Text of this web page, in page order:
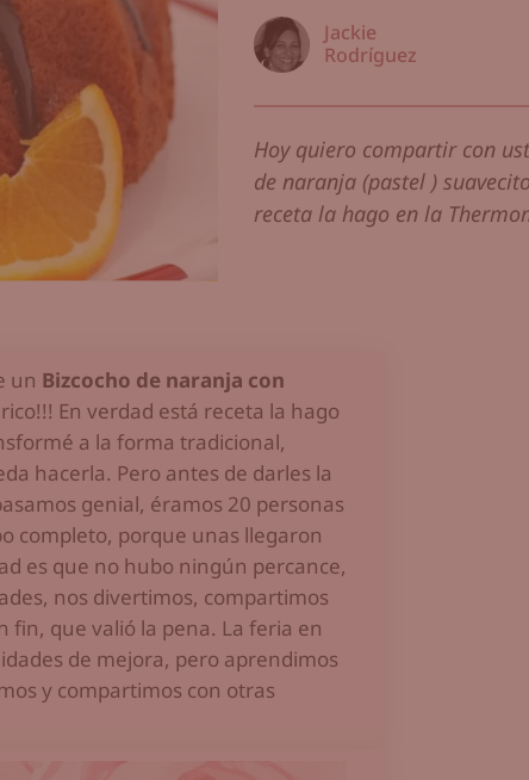
Jackie
Rodríguez
Hoy quiero compartir con
de naranja (pastel )
receta la hago en la
un Bizcocho de naranja con
En verdad está receta la hago
a la forma tradicional,
hacerla. Pero antes de darles la
genial, éramos 20 personas
completo, porque unas llegaron
es que no hubo ningún percance,
nos divertimos, compartimos
fin, que valió la pena. La feria en
de mejora, pero aprendimos
y compartimos con otras